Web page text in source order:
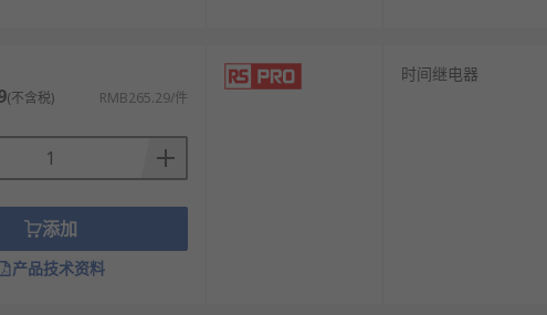
命。
间继电器型号的产品供您挑选，您可以根据实际要
(不含税) RMB265.29/件
添加
产品技术资料
时间继电器